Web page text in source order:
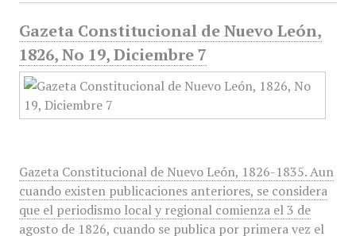
Gazeta Constitucional de Nuevo León,
1826, No 19, Diciembre 7
Gazeta Constitucional de Nuevo León, 1826-1835. Aun
cuando existen publicaciones anteriores, se considera
que el periodismo local y regional comienza el 3 de
agosto de 1826, cuando se publica por primera vez el